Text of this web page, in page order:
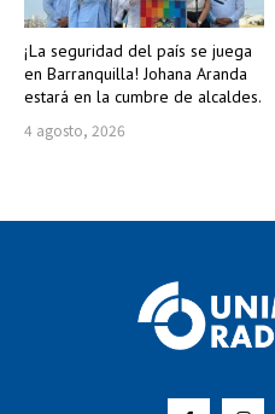
¡La seguridad del país se juega
en Barranquilla! Johana Aranda
estará en la cumbre de alcaldes.
4 agosto, 2026